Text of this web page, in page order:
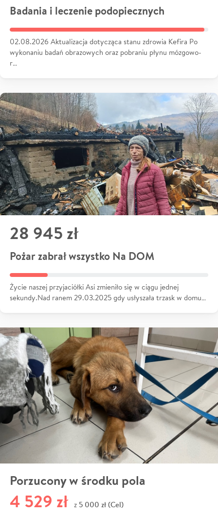
Badania i leczenie podopiecznych
02.08.2026 Aktualizacja dotycząca stanu zdrowia Kefira Po
wykonaniu badań obrazowych oraz pobraniu płynu mózgowo-
r…
28 945 zł
Pożar zabrał wszystko Na DOM
Życie naszej przyjaciółki Asi zmieniło się w ciągu jednej
sekundy.Nad ranem 29.03.2025 gdy usłyszała trzask w domu…
Porzucony w środku pola
4 529 zł z 5 000 zł (Cel)